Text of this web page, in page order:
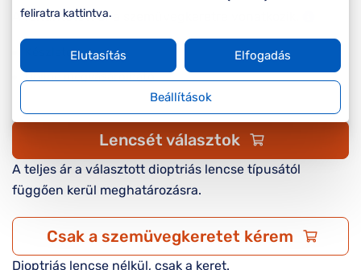
A feltűntetett ár a szemüvegkeretre vonatkozik.
Készleten
Online megvásárolható
Lencsét választok
A teljes ár a választott dioptriás lencse típusától
függően kerül meghatározásra.
Csak a szemüvegkeretet kérem
Dioptriás lencse nélkül, csak a keret.
feliratra kattintva.
Beállítások
Elutasítás Elfogadás